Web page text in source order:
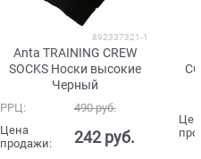
892337321-1
Anta TRAINING CREW
SOCKS Носки высокие
Черный
РРЦ: 490 руб.
Цена
продажи:
242 руб.